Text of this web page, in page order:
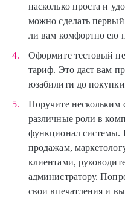
насколько проста и
можно сделать
ли вам комфортно ею
Оформите тестовый
тариф. Это даст вам
юзабилити до
Поручите
различные роли в
функционал системы.
продажам,
клиентами,
администратору.
свои впечатления и